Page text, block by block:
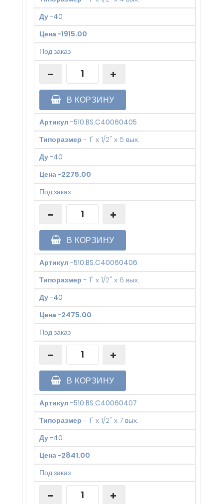
Ду-40
Цена-1915.00
Под заказ
В КОРЗИНУ
Артикул -510.BS.C40060405
Типоразмер - 1" х 1/2" х 5 вых.
Ду-40
Цена-2275.00
Под заказ
В КОРЗИНУ
Артикул -510.BS.C40060406
Типоразмер - 1" х 1/2" х 6 вых.
Ду-40
Цена-2475.00
Под заказ
В КОРЗИНУ
Артикул -510.BS.C40060407
Типоразмер - 1" х 1/2" х 7 вых.
Ду-40
Цена-2841.00
Под заказ